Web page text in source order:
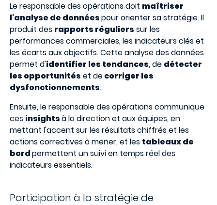
Le responsable des opérations doit maîtriser
l'analyse de donnéespour orienter sa stratégie. Il
produit des rapports réguliers sur les
performances commerciales, les indicateurs clés et
les écarts aux objectifs. Cette analyse des données
permet d'identifier les tendances, de détecter
les opportunités et decorriger les
dysfonctionnements.
Ensuite, le responsable des opérations communique
ces insightsà la direction et aux équipes, en
mettant l'accent sur les résultats chiffrés et les
actions correctives à mener, et les tableaux de
bordpermettent un suivi en temps réel des
indicateurs essentiels.
Participation à la stratégie de